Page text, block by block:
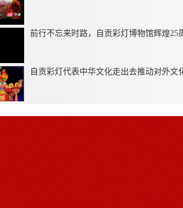
前行不忘来时路，自贡彩灯博物馆辉煌25
自贡彩灯代表中华文化走出去推动对外文